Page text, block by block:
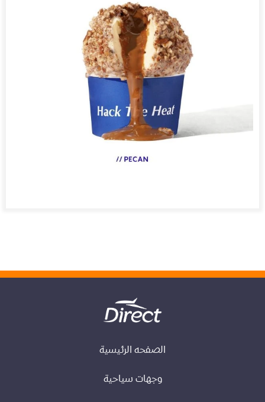
الصفحه الرئيسية
وجهات سياحية